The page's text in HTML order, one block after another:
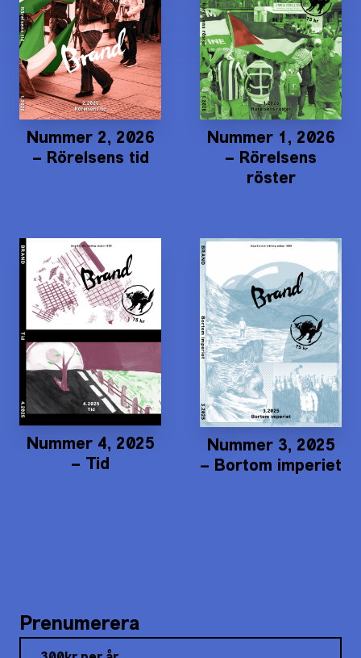
Nummer 2, 2026
– Rörelsens tid
Nummer 1, 2026
– Rörelsens
röster
Nummer 4, 2025
– Tid
Nummer 3, 2025
– Bortom imperiet
Prenumerera